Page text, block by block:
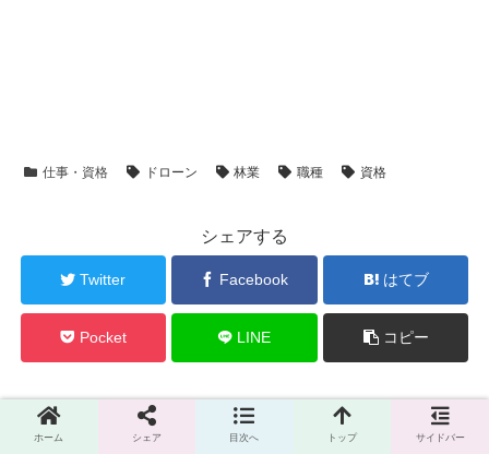
仕事・資格 ドローン 林業 職種 資格
シェアする
Twitter Facebook はてブ
Pocket LINE コピー
とみーをフォローする
ホーム シェア 目次へ トップ サイドバー